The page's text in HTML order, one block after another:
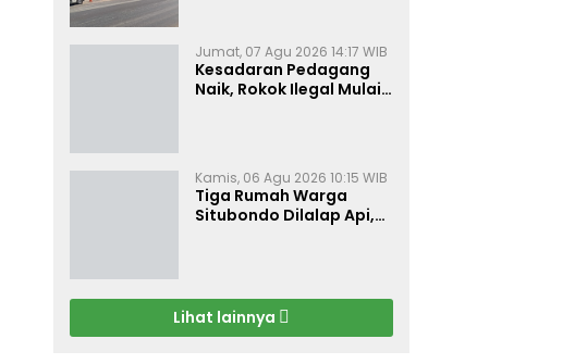
Jumat, 07 Agu 2026 14:17 WIB
Kesadaran Pedagang
Naik, Rokok Ilegal Mulai
Kamis, 06 Agu 2026 10:15 WIB
Tiga Rumah Warga
Situbondo Dilalap Api,
Lihat lainnya